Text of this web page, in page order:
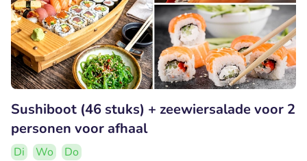
Sushiboot (46 stuks) + zeewiersalade voor 2
personen voor afhaal
Di Wo
Do